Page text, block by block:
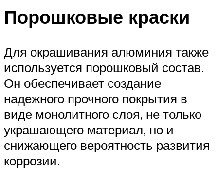
Порошковые краски
Для окрашивания алюминия также
используется порошковый состав.
Он обеспечивает создание
надежного прочного покрытия в
виде монолитного слоя, не только
украшающего материал, но и
снижающего вероятность развития
коррозии.